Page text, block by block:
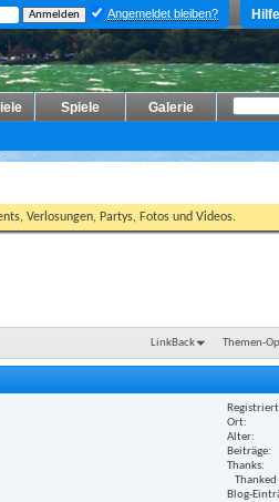
Hilfe
Angemeldet bleiben?
Spiele Galerie
Verlosungen, Partys, Fotos und Videos.
LinkBack Themen-
Ort
Alter
Beiträge
Thanks
Blog-